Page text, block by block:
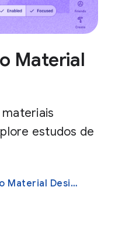
Material
estudos de
Acessar a comunidade do Material Design